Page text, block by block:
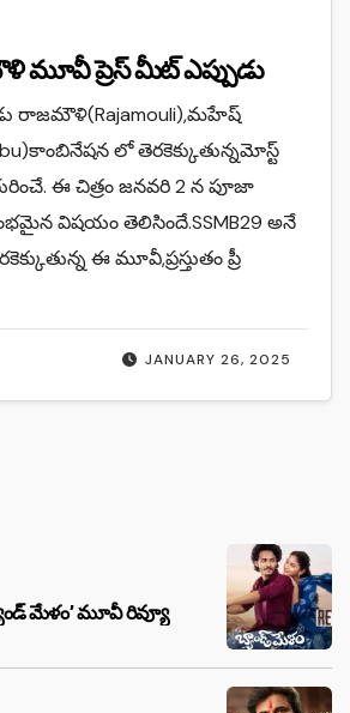
ప్రెస్ మీట్ ఎప్పుడు
JANUARY 26, 2025
రాజమౌళి(Rajamouli),మహేష్
లో తెరకెక్కుతున్నమోస్ట్
ఈ చిత్రం జనవరి 2 న పూజా
విషయం తెలిసిందే.SSMB29 అనే
ఈ మూవీ,ప్రస్తుతం ప్రీ
మేళం’ మూవీ రివ్యూ